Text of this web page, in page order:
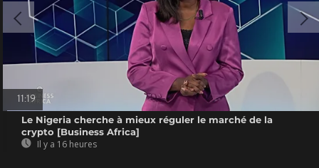
11:19
Le Nigeria cherche à mieux réguler le marché de la
crypto [Business Africa]
Il y a 16 heures